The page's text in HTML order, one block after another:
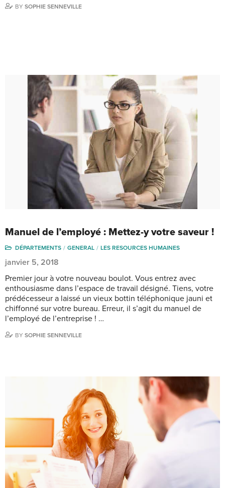
BY SOPHIE SENNEVILLE
Manuel de l’employé : Mettez-y votre saveur !
DÉPARTEMENTS GENERAL LES RESOURCES HUMAINES
janvier 5, 2018
Premier jour à votre nouveau boulot. Vous entrez avec
enthousiasme dans l’espace de travail désigné. Tiens, votre
prédécesseur a laissé un vieux bottin téléphonique jauni et
chiffonné sur votre bureau. Erreur, il s’agit du manuel de
l’employé de l’entreprise ! …
BY SOPHIE SENNEVILLE